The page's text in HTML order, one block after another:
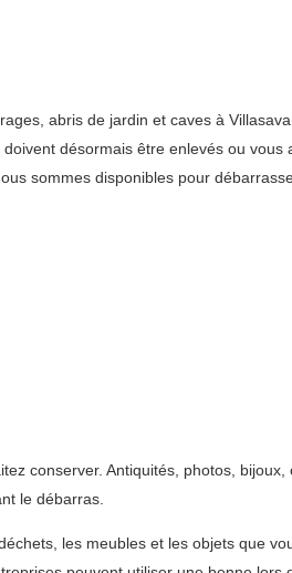
abris de jardin et caves à
désormais être enlevés ou
sommes disponibles pour
conserver. Antiquités, photos,
le débarras.
les meubles et les objets que